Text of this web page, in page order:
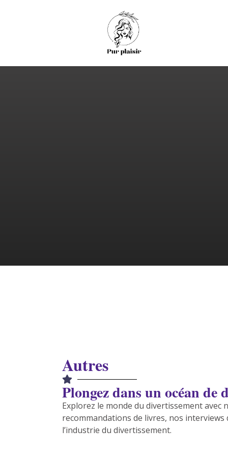
Autres
Plongez dans un océan de
Explorez le monde du divertissement avec
recommandations de livres, nos interviews
l’industrie du divertissement.